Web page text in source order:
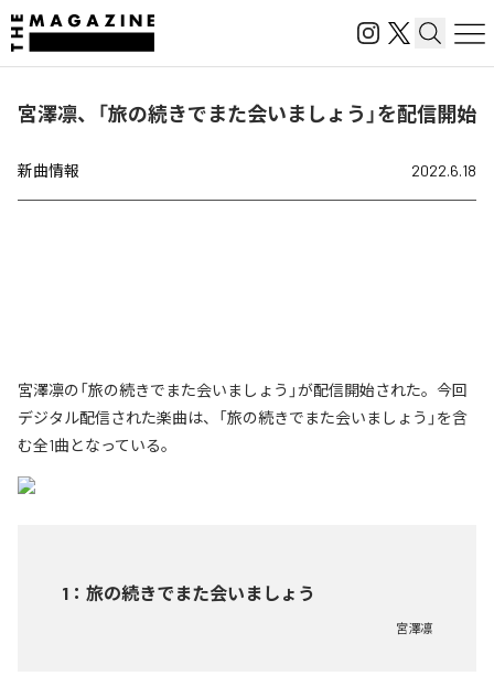
宮澤凛、「旅の続きでまた会いましょう」を配信開始
新曲情報 2022.6.18
宮澤凛の「旅の続きでまた会いましょう」が配信開始された。今回
デジタル配信された楽曲は、「旅の続きでまた会いましょう」を含
む全1曲となっている。
1 ： 旅の続きでまた会いましょう
宮澤凛